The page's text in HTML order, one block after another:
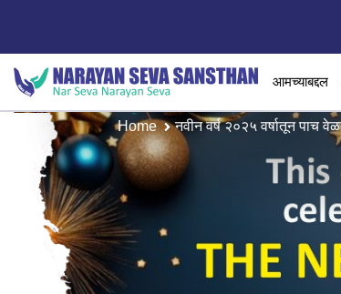
आमच्याबद्दल
Home नवीन वर्ष २०२५ वर्षातून पाच